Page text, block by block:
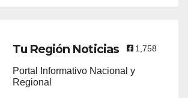
Tu Región Noticias 1,758
Portal Informativo Nacional y
Regional